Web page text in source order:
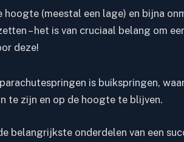
hoogte (meestal een lage) en bijna
– het is van cruciaal belang om
deze!
is buikspringen,
te zijn en op de hoogte te blijven.
belangrijkste onderdelen van een